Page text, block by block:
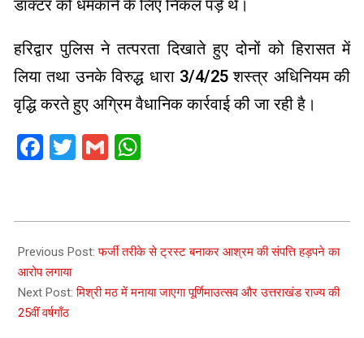
डॉक्टर को धमकाने के लिए निकल पड़े थे।
हरिद्वार पुलिस ने तत्परता दिखाते हुए दोनों को हिरासत में
लिया तथा उनके विरुद्ध धारा 3/4/25 शस्त्र अधिनियम की
वृद्धि करते हुए अग्रिम वैधानिक कार्रवाई की जा रही है।
Facebook
Twitter
Gmail
11-
02
Previous Post:फर्जी तरीके से ट्रस्ट बनाकर आश्रम की संपत्ति हड़पने का
आरोप लगाया
Next Post:मिश्री मठ में मनाया जाएगा पूर्णिमाउत्सव और उत्तराखंड राज्य की
25वीं वर्षगाँठ